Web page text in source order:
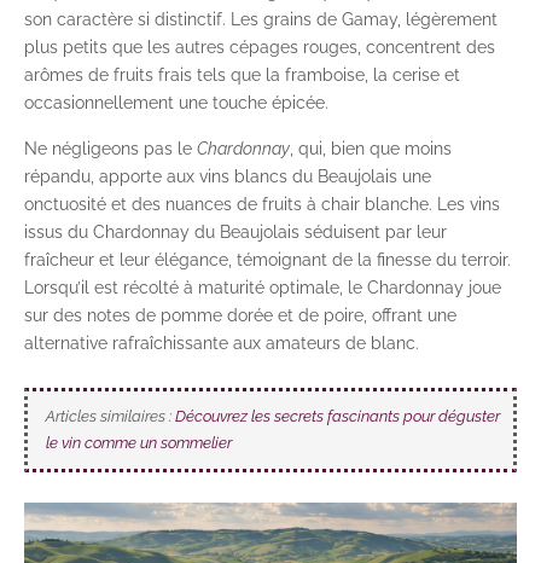
son caractère si distinctif. Les grains de Gamay, légèrement
plus petits que les autres cépages rouges, concentrent des
arômes de fruits frais tels que la framboise, la cerise et
occasionnellement une touche épicée.
Ne négligeons pas le Chardonnay, qui, bien que moins
répandu, apporte aux vins blancs du Beaujolais une
onctuosité et des nuances de fruits à chair blanche. Les vins
issus du Chardonnay du Beaujolais séduisent par leur
fraîcheur et leur élégance, témoignant de la finesse du terroir.
Lorsqu’il est récolté à maturité optimale, le Chardonnay joue
sur des notes de pomme dorée et de poire, offrant une
alternative rafraîchissante aux amateurs de blanc.
Articles similaires : Découvrez les secrets fascinants pour déguster
le vin comme un sommelier